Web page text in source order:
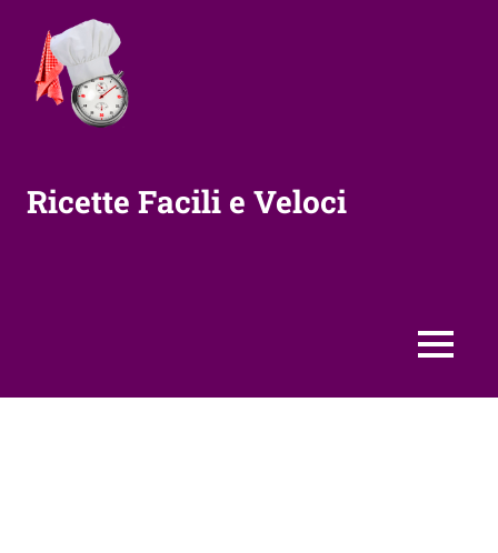
contenuto
Ricette Facili e Veloci
MENU